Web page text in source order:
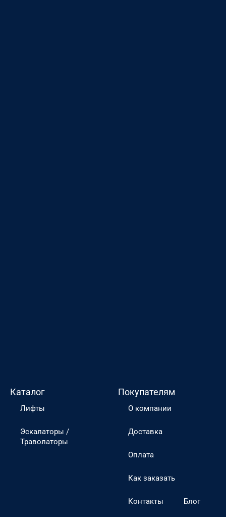
Каталог
Лифты
Эскалаторы /
Траволаторы
Покупателям
О компании
Доставка
Оплата
Как заказать
Контакты Блог